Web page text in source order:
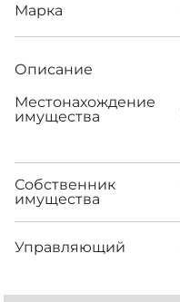
Марка
Описание
Местонахождение
имущества
Собственник
имущества
Управляющий